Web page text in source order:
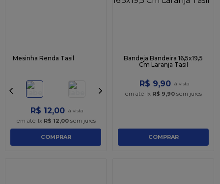
Mesinha Renda Tasil
R$ 12,00
em até 1x R$ 12,00sem juros
COMPRAR
Bandeja Bandeira 16,5x19,5
Cm Laranja Tasil
R$ 9,90
em até 1x R$ 9,90 sem juros
COMPRAR